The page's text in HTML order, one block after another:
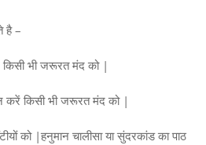
है –
किसी भी जरूरत मंद को |
करें किसी भी जरूरत मंद को |
को |हनुमान चालीसा या सुंदरकांड का पाठ